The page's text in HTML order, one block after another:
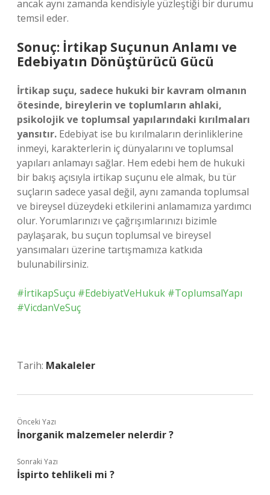
ancak aynı zamanda kendisiyle yüzleştiği bir durumu
temsil eder.
Sonuç: İrtikap Suçunun Anlamı ve
Edebiyatın Dönüştürücü Gücü
İrtikap suçu, sadece hukuki bir kavram olmanın
ötesinde, bireylerin ve toplumların ahlaki,
psikolojik ve toplumsal yapılarındaki kırılmaları
yansıtır. Edebiyat ise bu kırılmaların derinliklerine
inmeyi, karakterlerin iç dünyalarını ve toplumsal
yapıları anlamayı sağlar. Hem edebi hem de hukuki
bir bakış açısıyla irtikap suçunu ele almak, bu tür
suçların sadece yasal değil, aynı zamanda toplumsal
ve bireysel düzeydeki etkilerini anlamamıza yardımcı
olur. Yorumlarınızı ve çağrışımlarınızı bizimle
paylaşarak, bu suçun toplumsal ve bireysel
yansımaları üzerine tartışmamıza katkıda
bulunabilirsiniz.
#İrtikapSuçu #EdebiyatVeHukuk #ToplumsalYapı
#VicdanVeSuç
Tarih: Makaleler
Önceki Yazı
İnorganik malzemeler nelerdir ?
Sonraki Yazı
İspirto tehlikeli mi ?